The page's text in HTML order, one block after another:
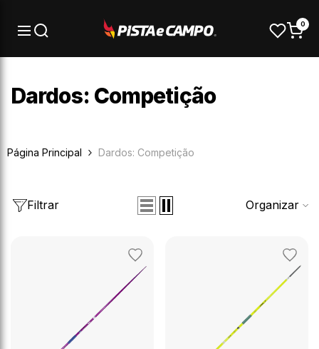
0
Dardos: Competição
Página Principal Dardos: Competição
Filtrar Organizar
Adicionar
aos
favoritos
aos